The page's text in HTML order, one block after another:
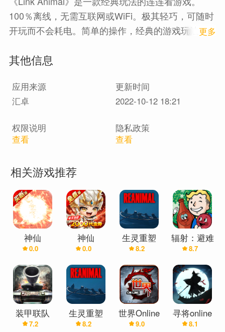
100％离线，无需互联网或WiFi。极其轻巧，可随时
开玩而不会耗电。简单的操作，经典的游戏玩法，
1 更多
其他信息
应用来源
更新时间
汇卓
2022-10-12 18:21
权限说明
查看
隐私政策
查看
相关游戏推荐
神仙
online(0.05
折买断版)
0.0
神仙
online(0.1
折免费版)
0.0
生灵重塑
(REANIMAL)
8.2
辐射：避难
所Online
8.7
装甲联队
online
7.2
生灵重塑
(REANIMAL)
8.2
世界Online
9.0
寻将online
8.1